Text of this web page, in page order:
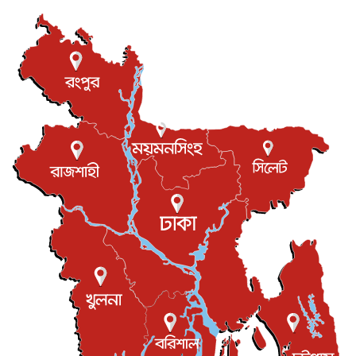
আন্তর্জাতিক
যুক্তরাষ্ট্রে পারিবারিক সংঘাতে বন্দুক হামলা, নিহত ৩
আন্তর্জাতিক
টি-টোয়েন্টি ইতিহাসের সর্বোচ্চ রানের মালিক এখন জস বাটলার
খেলাধুলা ৬ আগস্ট, ২০২৬
বস্তিতে কেটেছে শৈশব, আজ মুম্বাইয়ে দুই বাড়ির মালিক
৬ আগস্ট, ২০২৬
যুক্তরাজ্যে বসবাসরত জাতীয়তাবাদী কুলাউড়াবাসীর মত বিনিময়
সভা...
ইউকে কমিউনিটি ৫ আগস্ট, ২০২৬
প্রধানমন্ত্রীকে সৌদি আরব সফরের আমন্ত্রণ
জাতীয় ৫ আগস্ট, ২০২৬
জুলাই গণ-অভ্যুত্থান দিবস আজ, স্মরণে দেশজুড়ে কর্মসূচি
৫ আগস্ট, ২০২৬